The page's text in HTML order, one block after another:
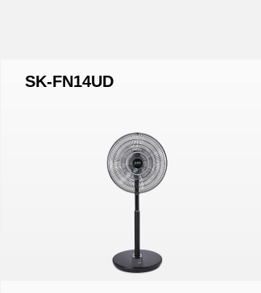
SK-FN14UD